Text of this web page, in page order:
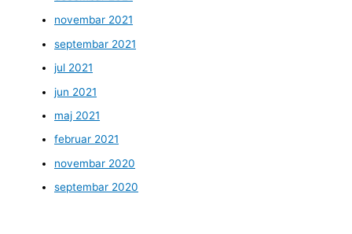
novembar 2021
septembar 2021
jul 2021
jun 2021
maj 2021
februar 2021
novembar 2020
septembar 2020